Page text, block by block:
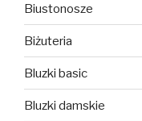
Biustonosze
Biżuteria
Bluzki basic
Bluzki damskie